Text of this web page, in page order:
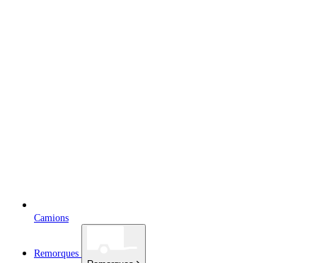
Camions
Remorques